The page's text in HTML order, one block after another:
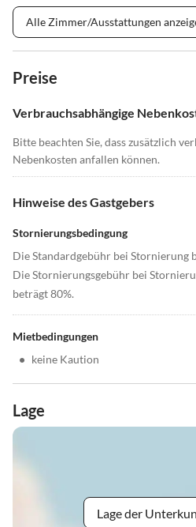
Alle Zimmer/Ausstattungen
Preise
Verbrauchsabhängige
Bitte beachten Sie, dass zusätzlich
Nebenkosten anfallen können.
Hinweise des Gastgebers
Stornierungsbedingung
Die Standardgebühr bei Stornierung
Die Stornierungsgebühr bei
beträgt 80%.
Mietbedingungen
• keine Kaution
Lage
Lage der